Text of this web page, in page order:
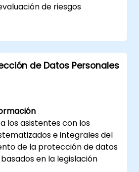
de riesgos
nuevas normas para el
datos personales
de Datos Personales
los asistentes con los
e integrales del
de la protección de datos
en la legislación